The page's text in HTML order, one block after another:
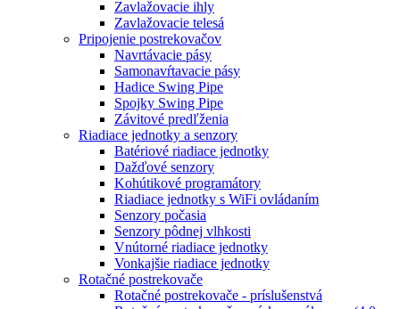
Zavlažovacie ihly
Zavlažovacie telesá
Pripojenie postrekovačov
Navrtávacie pásy
Samonavŕtavacie pásy
Hadice Swing Pipe
Spojky Swing Pipe
Závitové predľženia
Riadiace jednotky a senzory
Batériové riadiace jednotky
Dažďové senzory
Kohútikové programátory
Riadiace jednotky s WiFi ovládaním
Senzory počasia
Senzory pôdnej vlhkosti
Vnútorné riadiace jednotky
Vonkajšie riadiace jednotky
Rotačné postrekovače
Rotačné postrekovače - príslušenstvá